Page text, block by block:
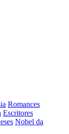
Romances
Escritores
Nobel da